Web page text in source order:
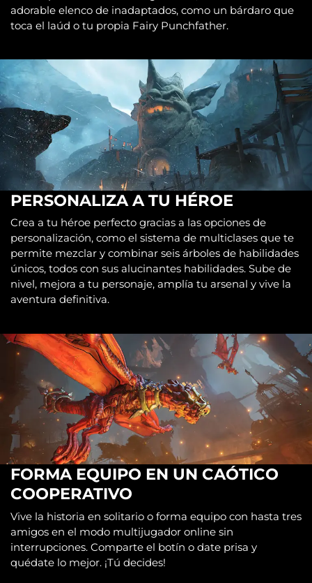
adorable elenco de inadaptados, como un bárdaro que
toca el laúd o tu propia Fairy Punchfather.
PERSONALIZA A TU HÉROE
Crea a tu héroe perfecto gracias a las opciones de
personalización, como el sistema de multiclases que te
permite mezclar y combinar seis árboles de habilidades
únicos, todos con sus alucinantes habilidades. Sube de
nivel, mejora a tu personaje, amplía tu arsenal y vive la
aventura definitiva.
FORMA EQUIPO EN UN CAÓTICO
COOPERATIVO
Vive la historia en solitario o forma equipo con hasta tres
amigos en el modo multijugador online sin
interrupciones. Comparte el botín o date prisa y
quédate lo mejor. ¡Tú decides!